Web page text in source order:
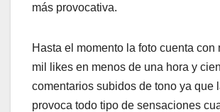
más provocativa.
Hasta el momento la foto cuenta con
mil likes en menos de una hora y
comentarios subidos de tono ya que
provoca todo tipo de sensaciones